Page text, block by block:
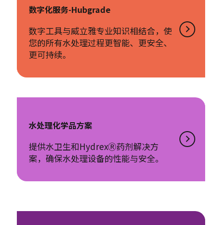
数字化服务-Hubgrade
数字工具与威立雅专业知识相结合，使
您的所有水处理过程更智能、更安全、
更可持续。
水处理化学品方案
提供水卫生和HydrexⓇ药剂解决方
案，确保水处理设备的性能与安全。